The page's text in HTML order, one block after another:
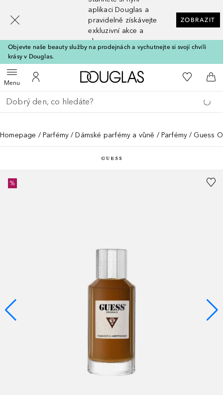
aplikaci Douglas a
pravidelně získávejte
exkluzivní akce a
slevy
ZOBRAZIT
Objevte naše beauty služby na prodejnách a vychutnejte si svojí chvíli
krásy v Douglas.
MenuOtevřít menuK mému účtu
Domů K mému
Do
Vraťte se
Proveďte vyhledávání
Homepage Parfémy Dámské parfémy a vůně Parfémy Guess
%
[navigation.slideout.screenreader]